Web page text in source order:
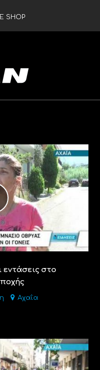
SHOP
στο
Αχαΐα